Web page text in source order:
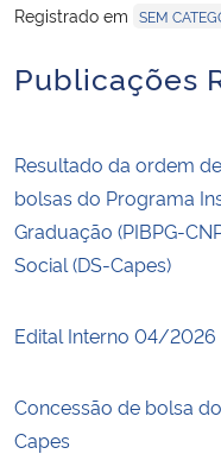
Planalto
Registrado em SEM
Publicações
Resultado da ordem
bolsas do Programa
Graduação (PIBPG-
Social (DS-Capes)
Edital Interno 04/2026
Concessão de bolsa
Capes